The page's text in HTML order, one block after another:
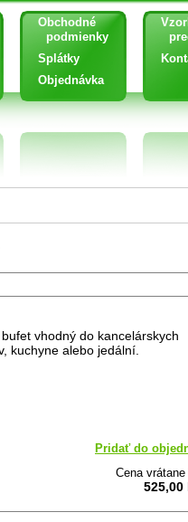
Obchodné
podmienky
Splátky
Objednávka
vhodný do kancelárskych
kuchyne alebo jedální.
Pridať do
Cena
525,00